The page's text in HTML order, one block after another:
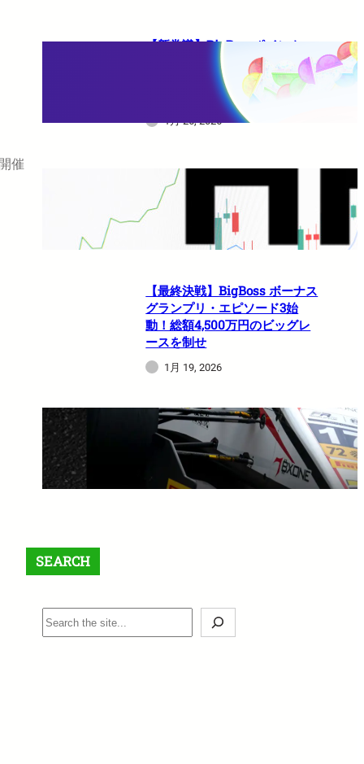
催
【新常識】BigBossポイント
（BBP）を使い倒せ！取引のた
びに還元される豪華特典のすべ
1月 26, 2026
HFMは日本人でも使えますか？
1月 21, 2026
【最終決戦】BigBoss ボーナス
グランプリ・エピソード3始
動！総額4,500万円のビッグレ
ースを制せ
1月 19, 2026
【最大$6,000】BigBoss ラッキ
ードロー＆入金ボーナスキャン
ペーン開催中！
1月 12, 2026
SEARCH
S
e